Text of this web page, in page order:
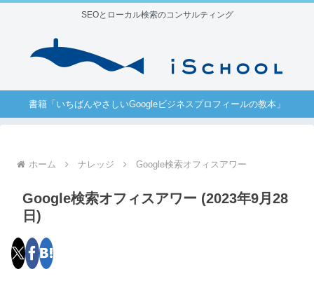
SEOとローカル検索のコンサルティング
書籍「いちばんやさしいGoogleビジネスプロフィールの教本」
ホーム ナレッジ Google検索オフィスアワー
Google検索オフィスアワー (2023年9月28
日)